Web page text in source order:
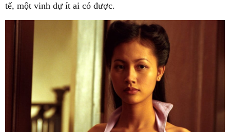
tế, một vinh dự ít ai có được.